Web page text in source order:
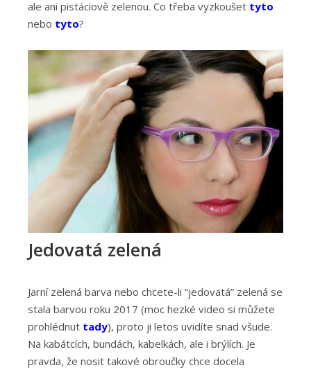
ale ani pistáciově zelenou. Co třeba vyzkoušet tyto
nebo tyto?
Jedovatá zelená
Jarní zelená barva nebo chcete-li “jedovatá” zelená se
stala barvou roku 2017 (moc hezké video si můžete
prohlédnut tady), proto ji letos uvidíte snad všude.
Na kabátcích, bundách, kabelkách, ale i brýlích. Je
pravda, že nosit takové obroučky chce docela